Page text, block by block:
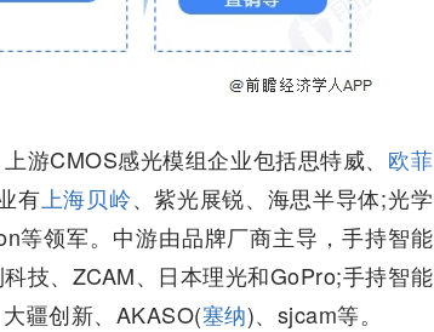
游CMOS感光模组企业包括思特威、 欧菲
有上海贝岭、紫光展锐、海思半导体;光学
等领军。中游由品牌厂商主导，手持智能
技、ZCAM、日本理光和GoPro;手持智能
疆创新、AKASO(塞纳)、sjcam等。